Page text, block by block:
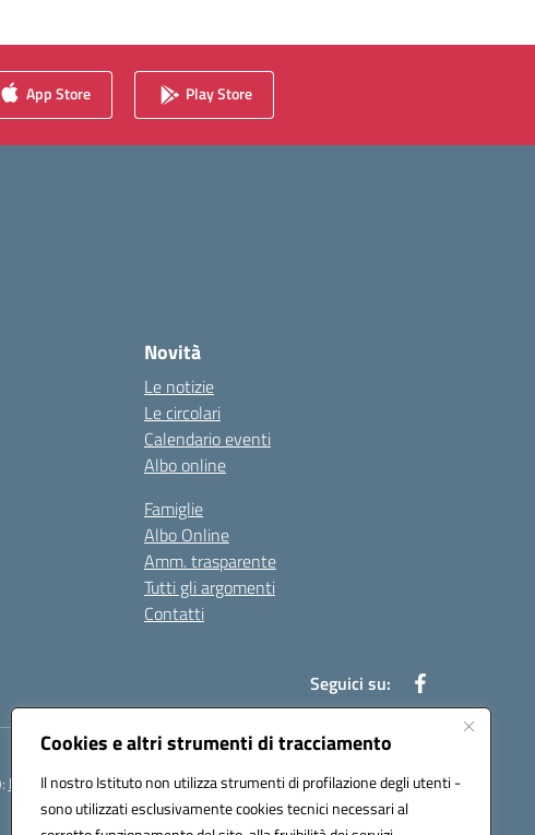
Cookies e altri strumenti di tracciamento
Il nostro Istituto non utilizza strumenti di profilazione degli utenti -
sono utilizzati esclusivamente cookies tecnici necessari al
App Store Play Store
Novità
Le notizie
Le circolari
Calendario eventi
Albo online
Famiglie
Albo Online
Amm. trasparente
Tutti gli argomenti
Contatti
Seguici su:
bric839004@pec.istruzione.it